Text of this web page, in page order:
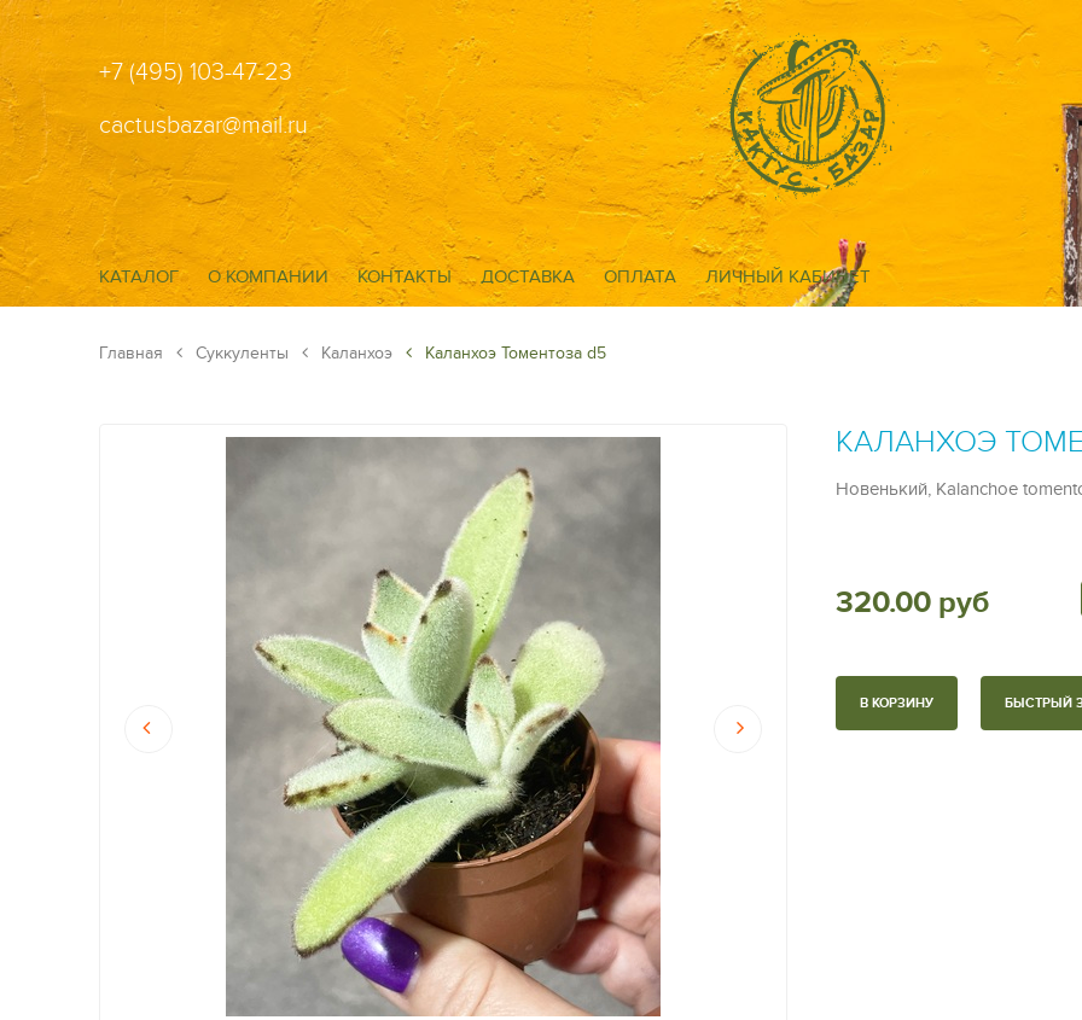
+7 (495) 103-47-23
cactusbazar@mail.ru
КАТАЛОГ О КОМПАНИИ КОНТАКТЫ ДОСТАВКА ОПЛАТА ЛИЧНЫЙ КАБИНЕТ
Главная Суккуленты Каланхоэ Каланхоэ Томентоза d5
КАЛАНХОЭ
Новенький, Kalanchoe
320.00 руб
В КОРЗИНУ БЫСТРЫЙ